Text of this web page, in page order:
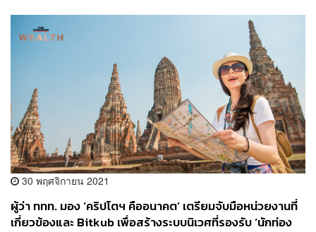
30 พฤศจิกายน 2021
ผู้ว่า ททท. มอง ‘คริปโตฯ คืออนาคต’ เตรียมจับมือหน่วยงานที่
เกี่ยวข้องและ Bitkub เพื่อสร้างระบบนิเวศที่รองรับ ‘นักท่อง